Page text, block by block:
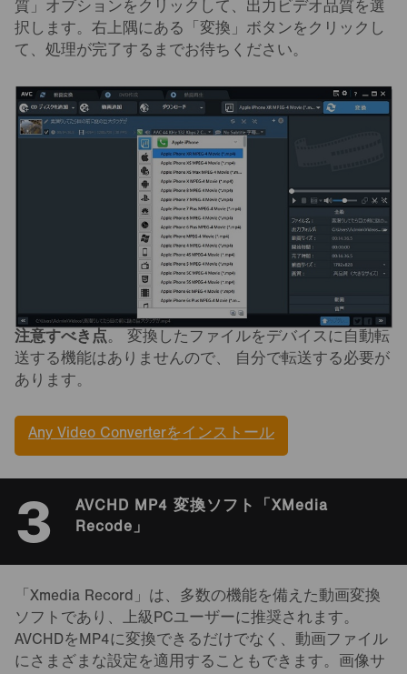
質」オプションをクリックして、出力ビデオ品質を選
択します。右上隅にある「変換」ボタンをクリックし
て、処理が完了するまでお待ちください。
注意すべき点。 変換したファイルをデバイスに自動転
送する機能はありませんので、 自分で転送する必要が
あります。
Any Video Converterをインストール
3
AVCHD MP4 変換ソフト「XMedia
Recode」
「Xmedia Record」は、多数の機能を備えた動画変換
ソフトであり、上級PCユーザーに推奨されます。
AVCHDをMP4に変換できるだけでなく、動画ファイル
にさまざまな設定を適用することもできます。画像サ